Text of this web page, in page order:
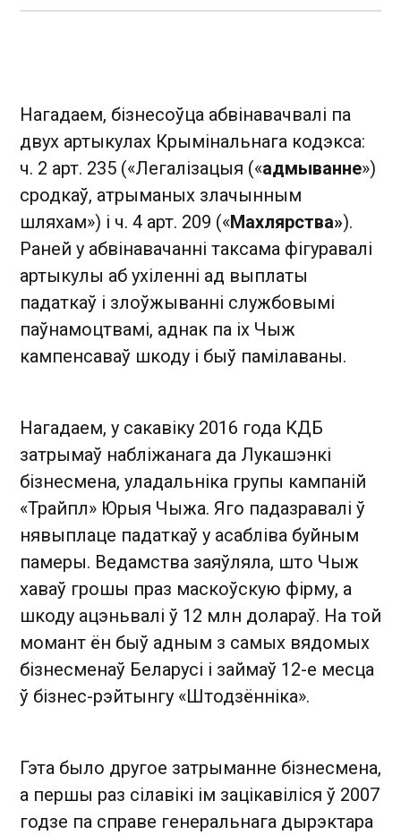
Нагадаем, бізнесоўца абвінавачвалі па
двух артыкулах Крымінальнага кодэкса:
ч. 2 арт. 235 («Легалізацыя («адмыванне»)
сродкаў, атрыманых злачынным
шляхам») і ч. 4 арт. 209 («Махлярства»).
Раней у абвінавачанні таксама фігуравалі
артыкулы аб ухіленні ад выплаты
падаткаў і злоўжыванні службовымі
паўнамоцтвамі, аднак па іх Чыж
кампенсаваў шкоду і быў памілаваны.
Нагадаем, у сакавіку 2016 года КДБ
затрымаў набліжанага да Лукашэнкі
бізнесмена, уладальніка групы кампаній
«Трайпл» Юрыя Чыжа. Яго падазравалі ў
нявыплаце падаткаў у асабліва буйным
памеры. Ведамства заяўляла, што Чыж
хаваў грошы праз маскоўскую фірму, а
шкоду ацэньвалі ў 12 млн долараў. На той
момант ён быў адным з самых вядомых
бізнесменаў Беларусі і займаў 12-е месца
ў бізнес-рэйтынгу «Штодзённіка».
Гэта было другое затрыманне бізнесмена,
а першы раз сілавікі ім зацікавіліся ў 2007
годзе па справе генеральнага дырэктара